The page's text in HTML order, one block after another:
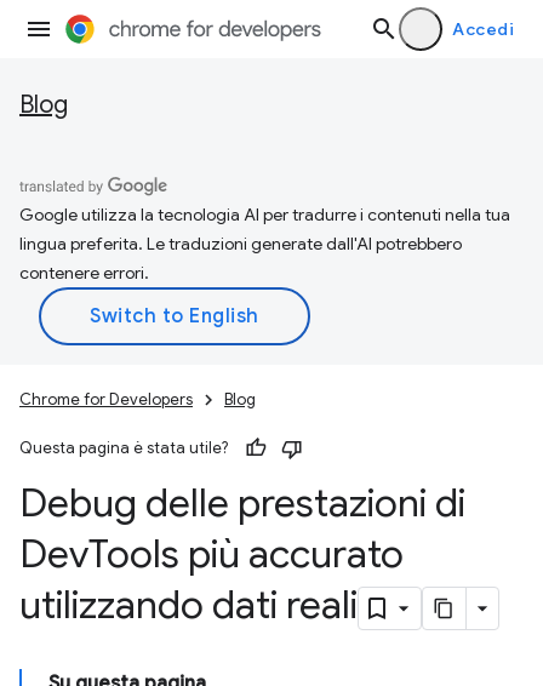
Accedi
Blog
Google utilizza la tecnologia AI per tradurre i contenuti nella tua
lingua preferita. Le traduzioni generate dall'AI potrebbero
contenere errori.
Chrome for Developers Blog
Questa pagina è stata utile?
Debug delle prestazioni di
DevTools più accurato
utilizzando dati reali